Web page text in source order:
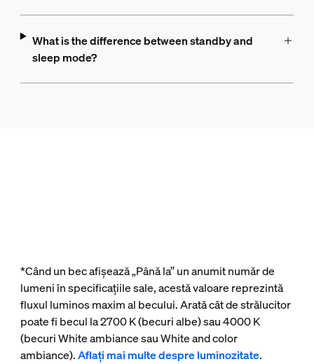
What is the difference between standby and
sleep mode?
*Când un bec afișează „Până la” un anumit număr de
lumeni în specificațiile sale, acestă valoare reprezintă
fluxul luminos maxim al becului. Arată cât de strălucitor
poate fi becul la 2700 K (becuri albe) sau 4000 K
(becuri White ambiance sau White and color
ambiance).Aflați mai multe despre luminozitate.